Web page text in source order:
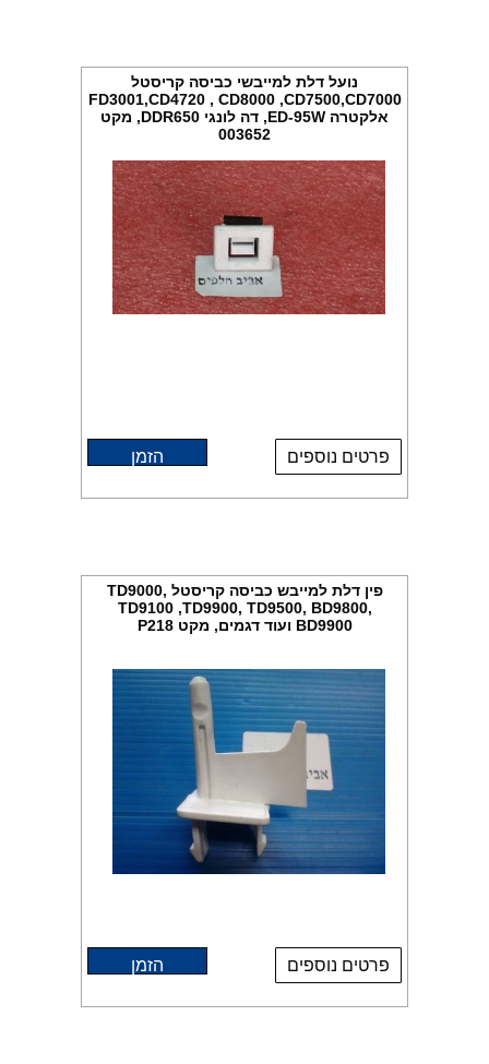
נועל דלת למייבשי כביסה קריסטל
FD3001,CD4720 , CD8000 ,CD7500,CD7000
אלקטרה ED-95W, דה לונגי DDR650, מקט
003652
פרטים נוספים הזמן
פין דלת למייבש כביסה קריסטל TD9000,
TD9100 ,TD9900, TD9500, BD9800,
BD9900 ועוד דגמים, מקט P218
פרטים נוספים הזמן